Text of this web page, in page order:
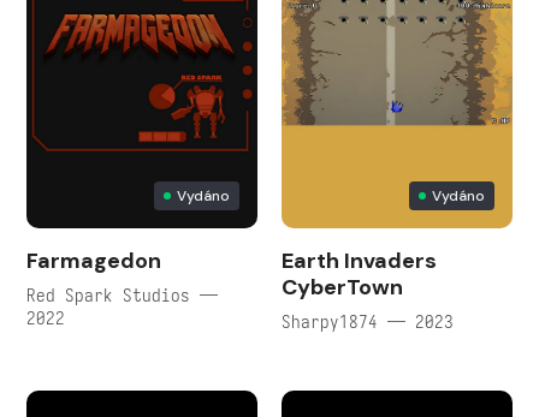
Vydáno
Farmagedon
Red Spark Studios —
2022
Vydáno
Earth Invaders
CyberTown
Sharpy1874 — 2023